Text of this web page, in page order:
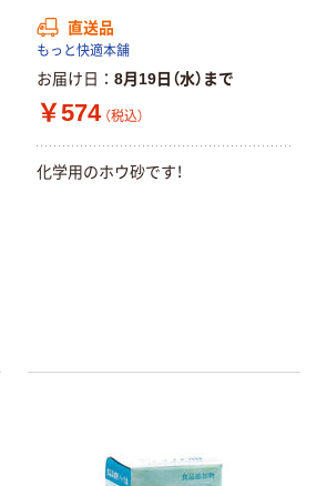
直送品
もっと快適本舗
お届け日 8月19日（水）まで
￥574 （税込）
化学用のホウ砂です！